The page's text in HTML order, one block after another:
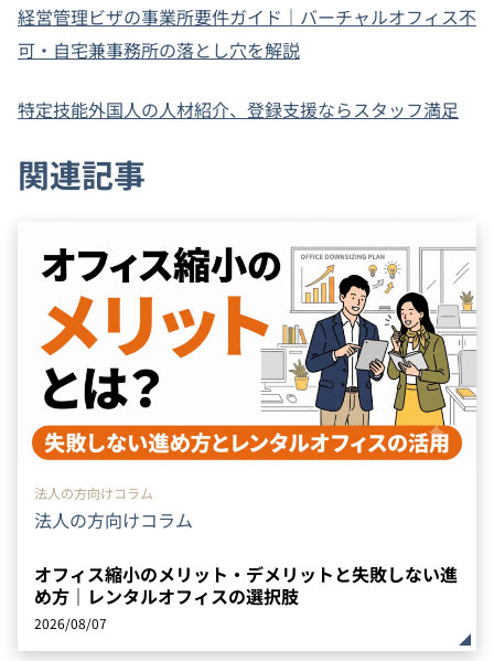
経営管理ビザの事業所要件ガイド｜バーチャルオフィス不
可・自宅兼事務所の落とし穴を解説
特定技能外国人の人材紹介、登録支援ならスタッフ満足
関連記事
法人の方向けコラム
法人の方向けコラム
オフィス縮小のメリット・デメリットと失敗しない進
め方｜レンタルオフィスの選択肢
2026/08/07